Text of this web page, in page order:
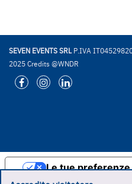
SEVEN EVENTS SRL P.IVA
2025 Credits @WNDR
Le tue